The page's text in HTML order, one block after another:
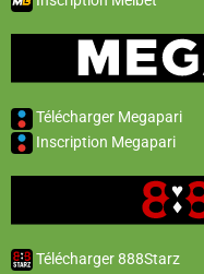
Télécharger Megapari
Inscription Megapari
Télécharger 888Starz